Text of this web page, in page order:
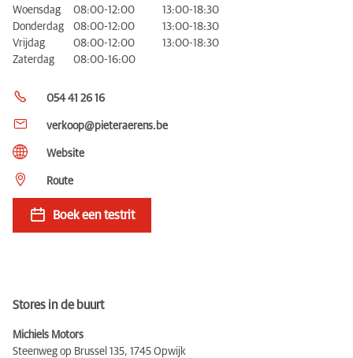
Woensdag
08:00-12:00
13:00-18:30
Donderdag
08:00-12:00
13:00-18:30
Vrijdag
08:00-12:00
13:00-18:30
Zaterdag
08:00-16:00
054 41 26 16
verkoop@pieteraerens.be
Website
Route
Boek een testrit
Stores in de buurt
Michiels Motors
Steenweg op Brussel 135, 1745 Opwijk